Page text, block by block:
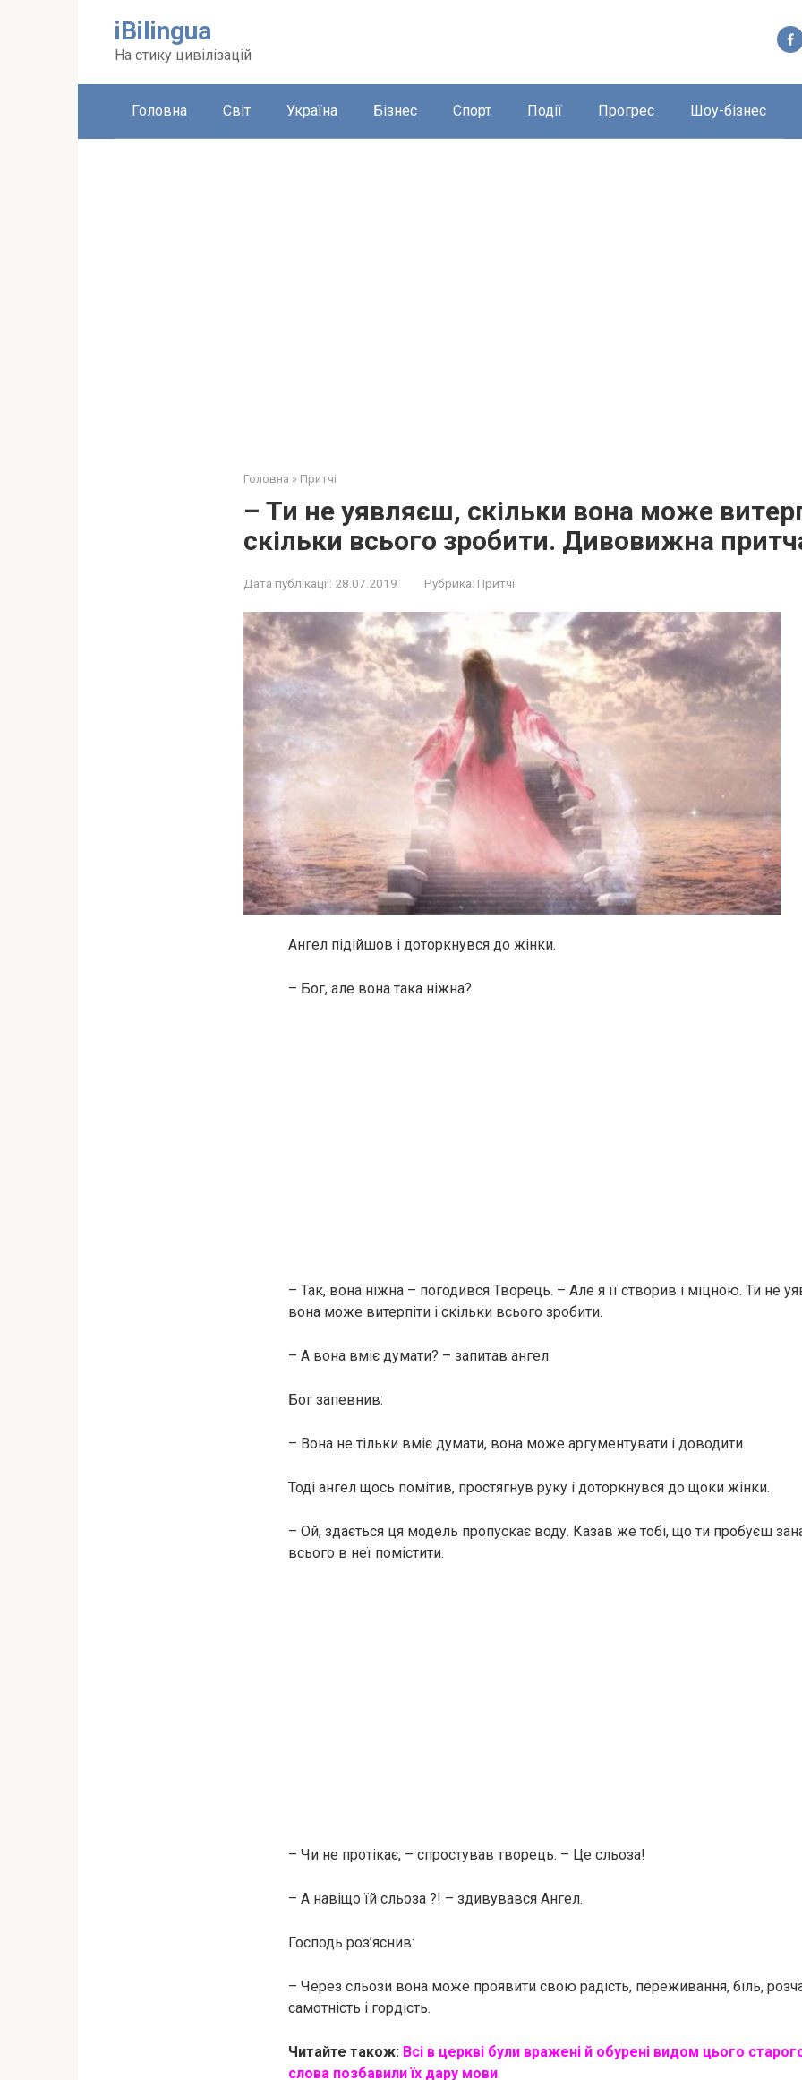
iBilingua
На стику цивілізацій
Головна Світ Україна Бізнес Спорт Події Прогрес Шоу-бізнес
Головна » Притчі
– Ти не уявляєш, скільки вона може
скільки всього зробити. Дивовижна
Дата публікації: 28.07.2019 Рубрика: Притчі
Ангел підійшов і доторкнувся до жінки.
– Бог, але вона така ніжна?
– Так, вона ніжна – погодився Творець. – Але я її створив і міцною. Ти не
вона може витерпіти і скільки всього зробити.
– А вона вміє думати? – запитав ангел.
Бог запевнив:
– Вона не тільки вміє думати, вона може аргументувати і доводити.
Тоді ангел щось помітив, простягнув руку і доторкнувся до щоки жінки.
– Ой, здається ця модель пропускає воду. Казав же тобі, що ти пробуєш
всього в неї помістити.
– Чи не протікає, – спростував творець. – Це сльоза!
– А навіщо їй сльоза ?! – здивувався Ангел.
Господь роз’яснив:
– Через сльози вона може проявити свою радість, переживання, біль,
самотність і гордість.
Читайте також: Всі в церкві були вражені й обурені видом цього
слова позбавили їх дару мови